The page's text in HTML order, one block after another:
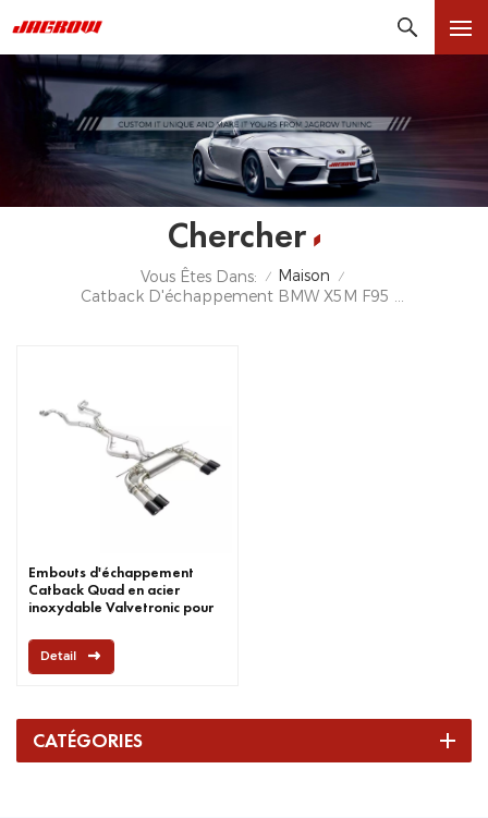
Chercher
Vous Êtes Dans: / Maison /
Embouts d'échappement
Catback Quad en acier
inoxydable Valvetronic pour
2020+
Detail
CATÉGORIES